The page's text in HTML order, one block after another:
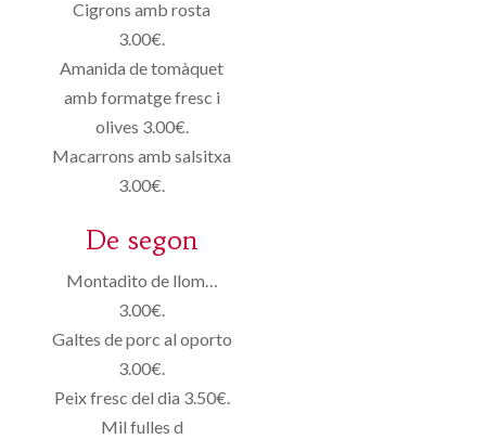
Cigrons amb rosta
3.00€.
Amanida de tomàquet
amb formatge fresc i
olives 3.00€.
Macarrons amb salsitxa
3.00€.
De segon
Montadito de llom…
3.00€.
Galtes de porc al oporto
3.00€.
Peix fresc del dia 3.50€.
Mil fulles d